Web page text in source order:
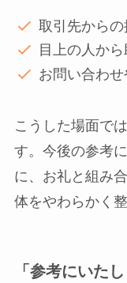
取引先から
目上の人か
お問い合わ
こうした場面で
す。今後の参考
に、お礼と組み
体をやわらかく
「参考にいた